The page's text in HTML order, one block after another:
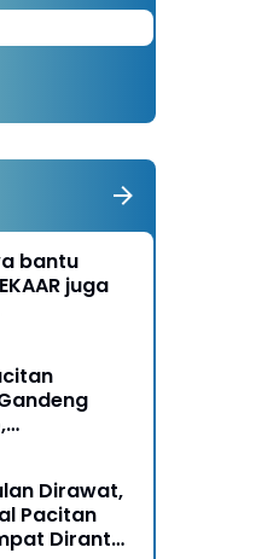
bantu
juga
Ngebul
Dirawat,
Pacitan
Dirantai